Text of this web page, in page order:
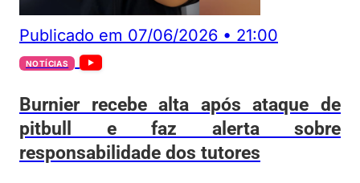
Publicado em 07/06/2026 • 21:00
NOTÍCIAS
Burnier recebe alta após ataque de
pitbull e faz alerta sobre
responsabilidade dos tutores